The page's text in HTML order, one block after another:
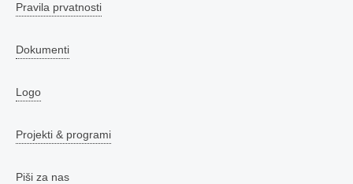
Pravila prvatnosti
Dokumenti
Logo
Projekti & programi
Piši za nas